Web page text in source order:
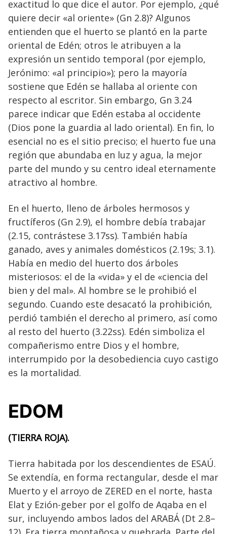
exactitud lo que dice el autor. Por ejemplo, ¿qué
quiere decir «al oriente» (Gn 2.8)? Algunos
entienden que el huerto se plantó en la parte
oriental de Edén; otros le atribuyen a la
expresión un sentido temporal (por ejemplo,
Jerónimo: «al principio»); pero la mayoría
sostiene que Edén se hallaba al oriente con
respecto al escritor. Sin embargo, Gn 3.24
parece indicar que Edén estaba al occidente
(Dios pone la guardia al lado oriental). En fin, lo
esencial no es el sitio preciso; el huerto fue una
región que abundaba en luz y agua, la mejor
parte del mundo y su centro ideal eternamente
atractivo al hombre.
En el huerto, lleno de árboles hermosos y
fructíferos (Gn 2.9), el hombre debía trabajar
(2.15, contrástese 3.17ss). También había
ganado, aves y animales domésticos (2.19s; 3.1).
Había en medio del huerto dos árboles
misteriosos: el de la «vida» y el de «ciencia del
bien y del mal». Al hombre se le prohibió el
segundo. Cuando este desacató la prohibición,
perdió también el derecho al primero, así como
al resto del huerto (3.22ss). Edén simboliza el
compañerismo entre Dios y el hombre,
interrumpido por la desobediencia cuyo castigo
es la mortalidad.
EDOM
(TIERRA ROJA).
Tierra habitada por los descendientes de ESAÚ.
Se extendía, en forma rectangular, desde el mar
Muerto y el arroyo de ZERED en el norte, hasta
Elat y Ezión-geber por el golfo de Aqaba en el
sur, incluyendo ambos lados del ARABÁ (Dt 2.8–